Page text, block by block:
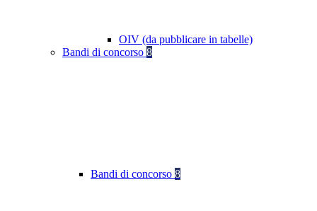
OIV (da pubblicare in tabelle)
Bandi di concorso 8
Bandi di concorso 8